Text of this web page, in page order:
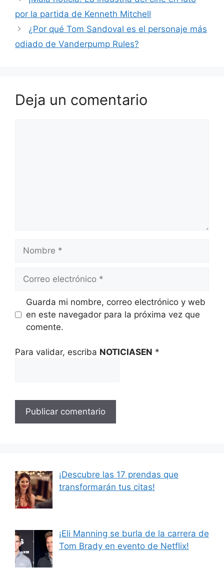
por la partida de Kenneth Mitchell
¿Por qué Tom Sandoval es el personaje más
odiado de Vanderpump Rules?
Deja un comentario
electrónico
Guarda mi nombre, correo electrónico y web
en este navegador para la próxima vez que
comente.
Para validar, escriba NOTICIASEN *
¡Descubre las 17 prendas que
transformarán tus citas!
¡Eli Manning se burla de la carrera de
Tom Brady en evento de Netflix!